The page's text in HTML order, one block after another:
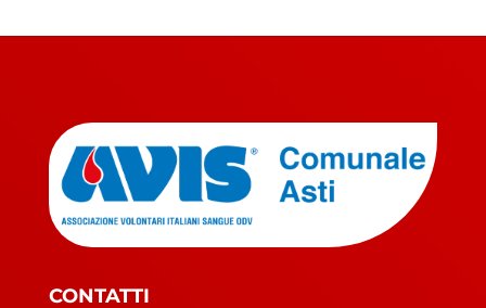
CONTATTI